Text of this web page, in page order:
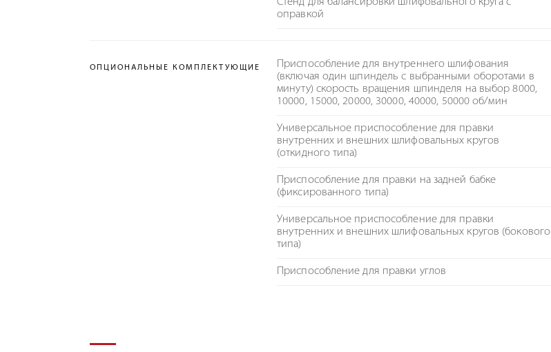
Стенд для балансировки шлифовального круга с
оправкой
ОПЦИОНАЛЬНЫЕ КОМПЛЕКТУЮЩИЕ
Приспособление для внутреннего шлифования
(включая один шпиндель с выбранными оборотами в
минуту) скорость вращения шпинделя на выбор 8000,
10000, 15000, 20000, 30000, 40000, 50000 об/мин
Универсальное приспособление для правки
внутренних и внешних шлифовальных кругов
(откидного типа)
Приспособление для правки на задней бабке
(фиксированного типа)
Универсальное приспособление для правки
внутренних и внешних шлифовальных кругов (бокового
типа)
Приспособление для правки углов